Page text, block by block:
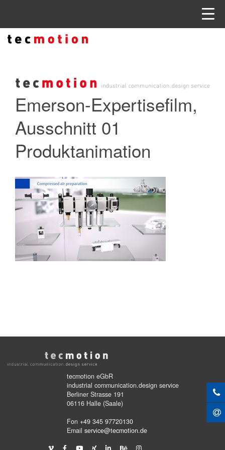
Emerson-Expertisefilm,
Ausschnitt 01
Produktanimation
tecmotion eGbR
industrial communication.design service
Berliner Strasse 191
06116 Halle (Saale)
Fon +49 345 97720130
Email service@tecmotion.de